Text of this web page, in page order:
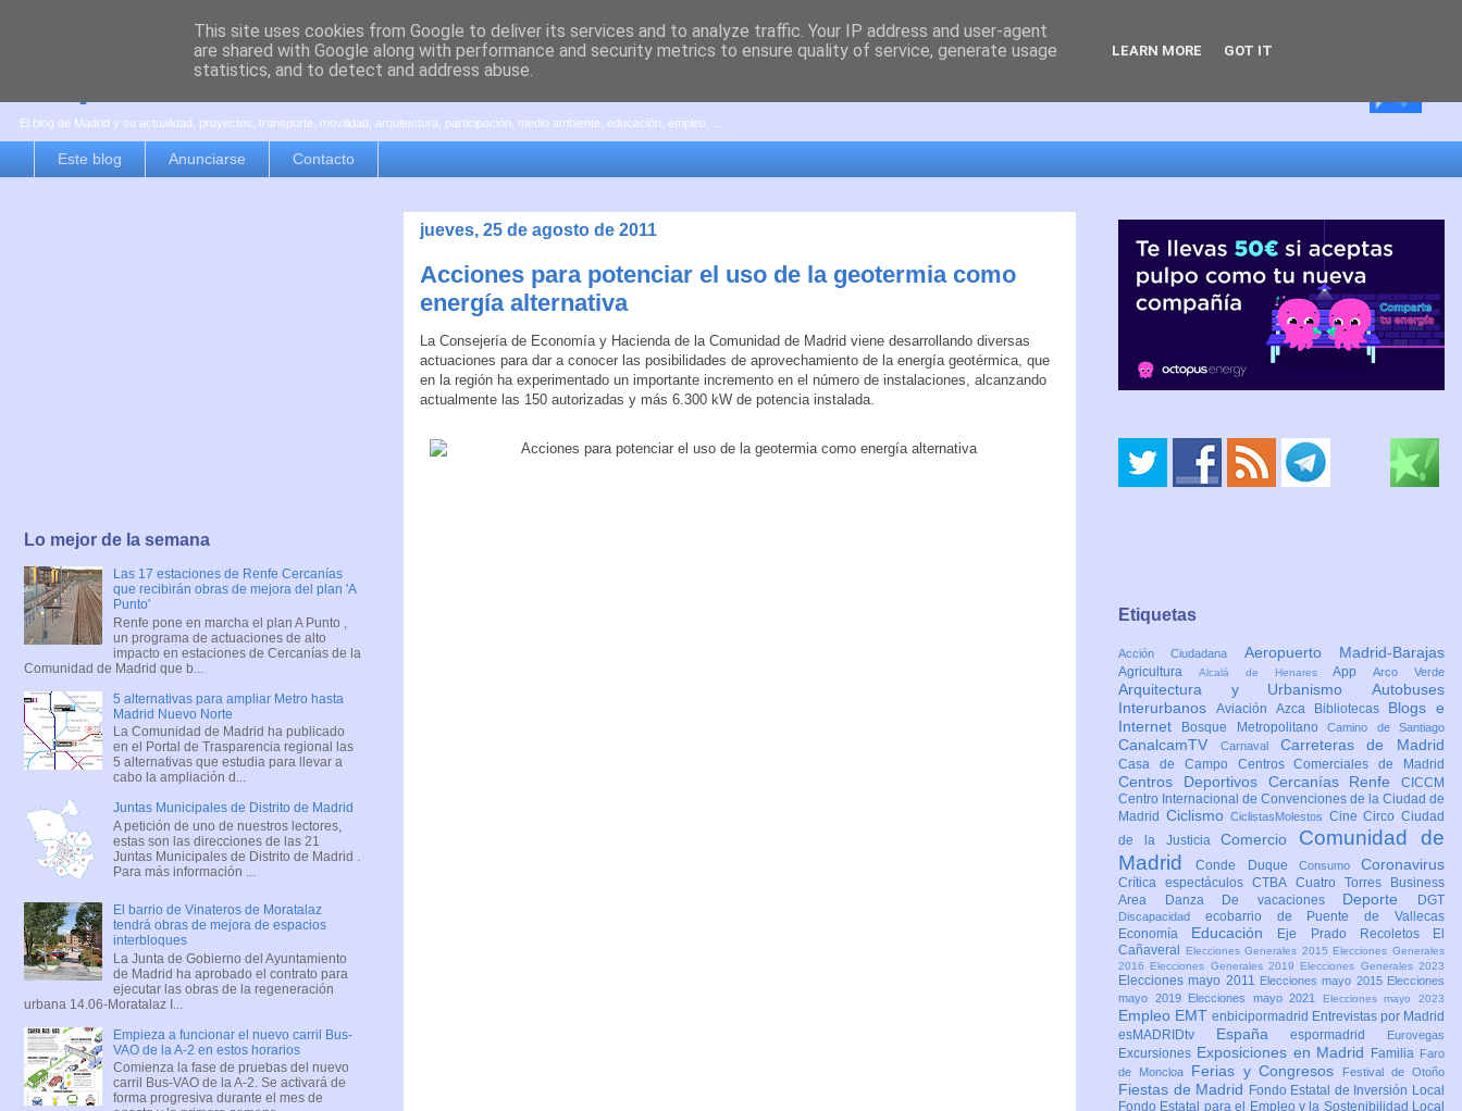
es por madrid
El blog de Madrid y su actualidad, proyectos, transporte, movilidad, arquitectura, participación, medio ambiente, educación, empleo, ...
Este blog Anunciarse Contacto
jueves, 25 de agosto de 2011
Acciones para potenciar el uso de la geotermia como
energía alternativa
La Consejería de Economía y Hacienda de la Comunidad de Madrid viene desarrollando diversas
actuaciones para dar a conocer las posibilidades de aprovechamiento de la energía geotérmica, que
en la región ha experimentado un importante incremento en el número de instalaciones, alcanzando
actualmente las 150 autorizadas y más 6.300 kW de potencia instalada.
Lo mejor de la semana
Las 17 estaciones de Renfe Cercanías
que recibirán obras de mejora del plan 'A
Punto'
Renfe pone en marcha el plan A Punto ,
un programa de actuaciones de alto
impacto en estaciones de Cercanías de la
Comunidad de Madrid que b...
5 alternativas para ampliar Metro hasta
Madrid Nuevo Norte
La Comunidad de Madrid ha publicado
en el Portal de Trasparencia regional las
5 alternativas que estudia para llevar a
cabo la ampliación d...
Juntas Municipales de Distrito de Madrid
A petición de uno de nuestros lectores,
estas son las direcciones de las 21
Juntas Municipales de Distrito de Madrid .
Para más información ...
El barrio de Vinateros de Moratalaz
tendrá obras de mejora de espacios
interbloques
La Junta de Gobierno del Ayuntamiento
de Madrid ha aprobado el contrato para
ejecutar las obras de la regeneración
urbana 14.06-Moratalaz I...
Empieza a funcionar el nuevo carril Bus-
VAO de la A-2 en estos horarios
Comienza la fase de pruebas del nuevo
carril Bus-VAO de la A-2. Se activará de
forma progresiva durante el mes de
Etiquetas
Acción Ciudadana Aeropuerto Madrid-Barajas
Agricultura Alcalá de HenaresAppArco Verde
Arquitectura y Urbanismo Autobuses
Interurbanos Aviación Azca Bibliotecas Blogs e
Internet
Bosque MetropolitanoCamino de Santiago
CanalcamTV Carnaval Carreteras de Madrid
Casa de Campo Centros Comerciales de Madrid
Centros Deportivos Cercanías Renfe CICCM
Centro Internacional de Convenciones de la Ciudad de
Madrid CiclismoCiclistasMolestos CineCircoCiudad
de la JusticiaComercio Comunidad de
MadridConde Duque Consumo Coronavirus
Crítica espectáculosCTBA Cuatro Torres Business
Area
Danza De vacaciones Deporte DGT
Discapacidad ecobarrio de Puente de Vallecas
Economía Educación Eje Prado Recoletos
El
Cañaveral
Elecciones Generales 2015 Elecciones Generales
2016 Elecciones Generales 2019 Elecciones Generales 2023
Elecciones mayo 2011 Elecciones mayo 2015 Elecciones
mayo 2019
Elecciones mayo 2021 Elecciones mayo 2023
Empleo EMT enbicipormadrid Entrevistas por Madrid
esMADRIDtv Españaespormadrid Eurovegas
Excursiones Exposiciones en Madrid Familia Faro
de Moncloa
Ferias y Congresos Festival de Otoño
Fiestas de Madrid Fondo Estatal de Inversión Local
Fondo Estatal para el Empleo y la Sostenibilidad Local
This site uses cookies from Google to deliver its services and to analyze traffic. Your IP address and user-agent
are shared with Google along with performance and security metrics to ensure quality of service, generate usage
statistics, and to detect and address abuse.
LEARN MORE GOT IT